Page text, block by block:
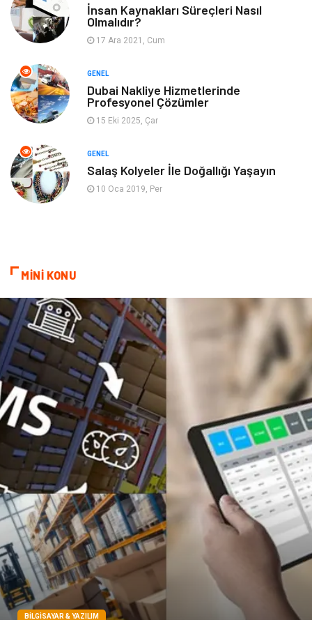
Gayrimenkul Spor
Finans& Ekonomi Anne & Çocuk
Genel Kültür
Ev İşleri
Mobilya
Astroloji
Çadır Yazı Tahtaları
Pet Malzemeleri
İnsan Kaynakları Süreçleri Nasıl
Olmalıdır?
17 Ara 2021, Cum
GENEL
Dubai Nakliye Hizmetlerinde
Profesyonel Çözümler
15 Eki 2025, Çar
GENEL
Salaş Kolyeler İle Doğallığı Yaşayın
10 Oca 2019, Per
MİNİ KONU
BILGISAYAR & YAZILIM